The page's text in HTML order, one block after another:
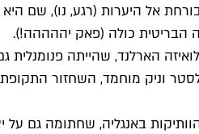
איתנו) ובורחת אל היערות (רגע,
הבריטית כולה (פאק יההההה!).
הארלנד, שהייתה פנומנלית
וניק מוחמד, השחזור
באנגליה, שחתומה גם